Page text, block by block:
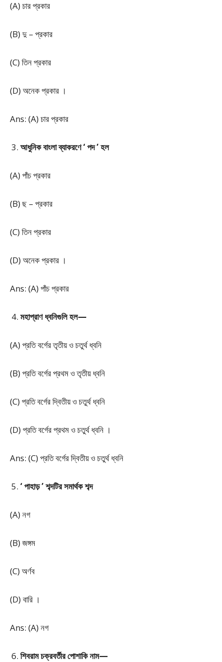
(A) চার প্রকার
(B) দু – প্রকার
(C) তিন প্রকার
(D) অনেক প্রকার ।
Ans: (A) চার প্রকার
আধুনিক বাংলা ব্যাকরণে ‘ পদ ’ হল
(A) পাঁচ প্রকার
(B) ছ – প্রকার
(C) তিন প্রকার
(D) অনেক প্রকার ।
Ans: (A) পাঁচ প্রকার
মহাপ্রাণ ধ্বনিগুলি হল—
(A) প্রতি বর্গের তৃতীয় ও চতুর্থ ধ্বনি
(B) প্রতি বর্গের প্রথম ও তৃতীয় ধ্বনি
(C) প্রতি বর্গের দ্বিতীয় ও চতুর্থ ধ্বনি
(D) প্রতি বর্গের প্রথম ও চতুর্থ ধ্বনি ।
Ans: (C) প্রতি বর্গের দ্বিতীয় ও চতুর্থ ধ্বনি
‘ পাহাড় ’ শব্দটির সমার্থক শব্দ
(A) নগ
(B) জঙ্গম
(C) অর্ণব
(D) বারি ।
Ans: (A) নগ
শিবরাম চক্রবর্তীর পোশাকি নাম—